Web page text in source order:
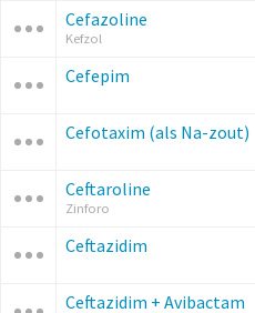
Cefazoline
Kefzol
Cefepim
Cefotaxim (als Na-zout)
Ceftaroline
Zinforo
Ceftazidim
Ceftazidim + Avibactam